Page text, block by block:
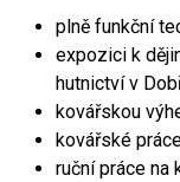
plně funkční
expozici k
hutnictví v
kovářskou
kovářské
ruční práce na